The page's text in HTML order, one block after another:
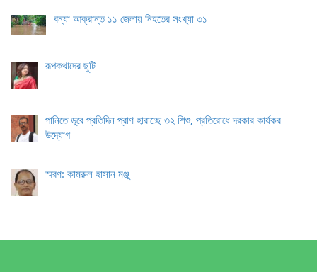
বন্যা আক্রান্ত ১১ জেলায় নিহতের সংখ্যা ৩১
রূপকথাদের ছুটি
পানিতে ডুবে প্রতিদিন প্রাণ হারাচ্ছে ৩২ শিশু, প্রতিরোধে দরকার কার্যকর
উদ্যোগ
স্মরণ: কামরুল হাসান মঞ্জু